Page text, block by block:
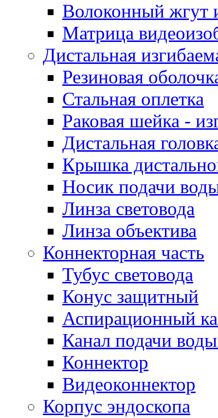
Волоконный жгут
Матрица
Дистальная
Резиновая
Стальная оплетка
Раковая шейка -
Дистальная
Крышка
Носик подачи
Линза световода
Линза объектива
Коннекторная часть
Тубус световода
Конус защитный
Аспирационный
Канал подачи
Коннектор
Видеоконнектор
Корпус эндоскопа